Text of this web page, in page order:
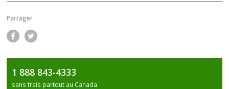
Partager
ebo
tter
1 888 843-4333
sans frais partout au Canada